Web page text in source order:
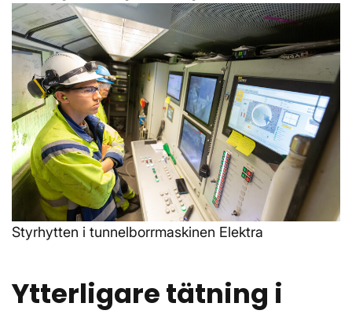
Styrhytten i tunnelborrmaskinen Elektra
Ytterligare tätning i